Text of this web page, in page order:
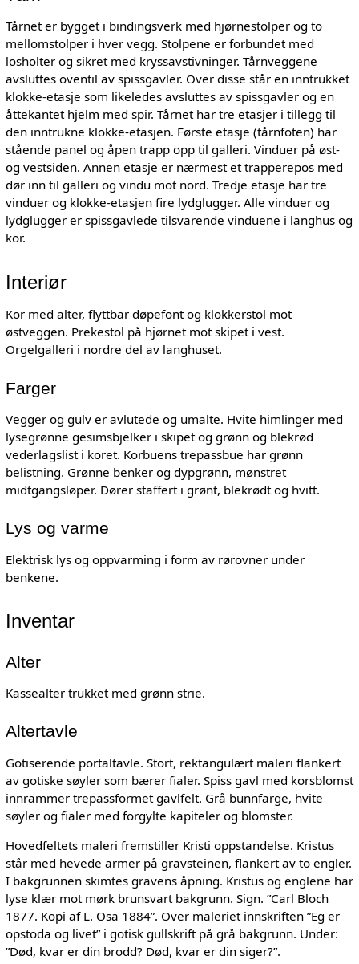
Tårnet er bygget i bindingsverk med hjørnestolper og to
mellomstolper i hver vegg. Stolpene er forbundet med
losholter og sikret med kryssavstivninger. Tårnveggene
avsluttes oventil av spissgavler. Over disse står en inntrukket
klokke-etasje som likeledes avsluttes av spissgavler og en
åttekantet hjelm med spir. Tårnet har tre etasjer i tillegg til
den inntrukne klokke-etasjen. Første etasje (tårnfoten) har
stående panel og åpen trapp opp til galleri. Vinduer på øst-
og vestsiden. Annen etasje er nærmest et trapperepos med
dør inn til galleri og vindu mot nord. Tredje etasje har tre
vinduer og klokke-etasjen fire lydglugger. Alle vinduer og
lydglugger er spissgavlede tilsvarende vinduene i langhus og
kor.
Interiør
Kor med alter, flyttbar døpefont og klokkerstol mot
østveggen. Prekestol på hjørnet mot skipet i vest.
Orgelgalleri i nordre del av langhuset.
Farger
Vegger og gulv er avlutede og umalte. Hvite himlinger med
lysegrønne gesimsbjelker i skipet og grønn og blekrød
vederlagslist i koret. Korbuens trepassbue har grønn
belistning. Grønne benker og dypgrønn, mønstret
midtgangsløper. Dører staffert i grønt, blekrødt og hvitt.
Lys og varme
Elektrisk lys og oppvarming i form av rørovner under
benkene.
Inventar
Alter
Kassealter trukket med grønn strie.
Altertavle
Gotiserende portaltavle. Stort, rektangulært maleri flankert
av gotiske søyler som bærer fialer. Spiss gavl med korsblomst
innrammer trepassformet gavlfelt. Grå bunnfarge, hvite
søyler og fialer med forgylte kapiteler og blomster.
Hovedfeltets maleri fremstiller Kristi oppstandelse. Kristus
står med hevede armer på gravsteinen, flankert av to engler.
I bakgrunnen skimtes gravens åpning. Kristus og englene har
lyse klær mot mørk brunsvart bakgrunn. Sign. ”Carl Bloch
1877. Kopi af L. Osa 1884”. Over maleriet innskriften ”Eg er
opstoda og livet” i gotisk gullskrift på grå bakgrunn. Under:
”Død, kvar er din brodd? Død, kvar er din siger?”.